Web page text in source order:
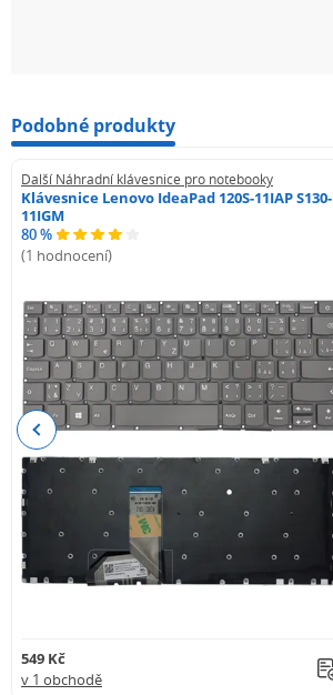
Podobné produkty
Další Náhradní klávesnice pro notebooky
Klávesnice Lenovo IdeaPad 120S-11IAP S130-
11IGM
80 %
(1 hodnocení)
549 Kč
v 1 obchodě
Previous